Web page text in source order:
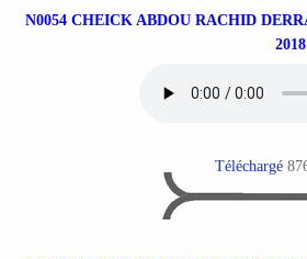
N0054 CHEICK ABDOU RACHID
2018
Téléchargé